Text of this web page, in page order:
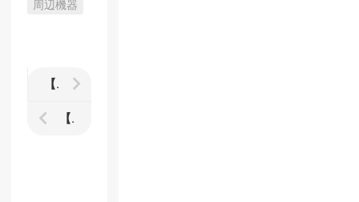
周辺機器
【Guacamelee! Gold Edition】レビュー 動かしてるだけでも楽しいメキシカンなMetroid-Vaniaアクション
【Legend of Dungeon】レビュー ローグライク＋ベルトスクロールのシンプルなアクションRPG